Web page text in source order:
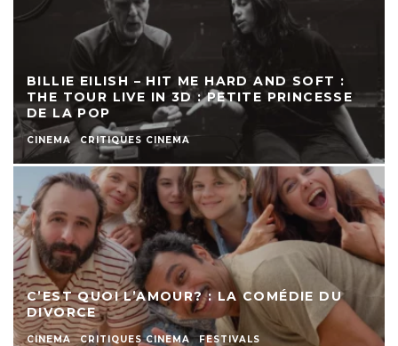
BILLIE EILISH – HIT ME HARD AND SOFT :
THE TOUR LIVE IN 3D : PETITE PRINCESSE
DE LA POP
CINEMA CRITIQUES CINEMA
C’EST QUOI L’AMOUR? : LA COMÉDIE DU
DIVORCE
CINEMA CRITIQUES CINEMA FESTIVALS